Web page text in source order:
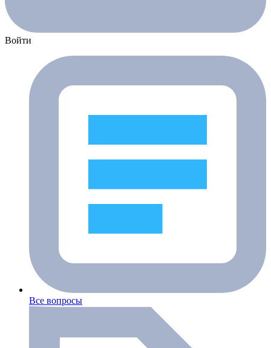
Войти
Все вопросы